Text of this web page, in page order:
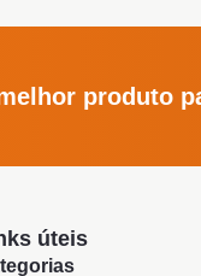
produto
úteis